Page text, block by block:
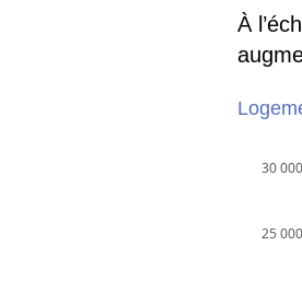
À
25 000
30 000